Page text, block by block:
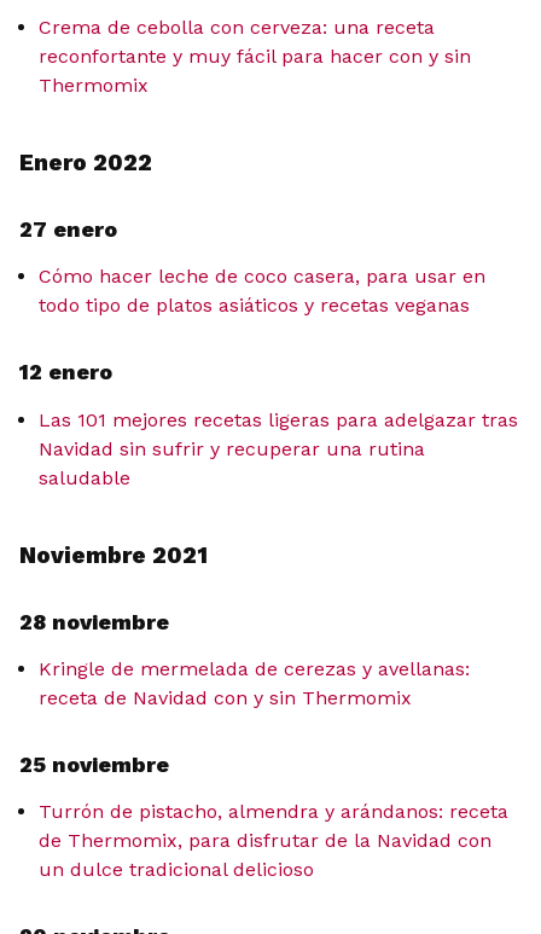
Crema de cebolla con cerveza: una receta
reconfortante y muy fácil para hacer con y sin
Thermomix
Enero 2022
27 enero
Cómo hacer leche de coco casera, para usar en
todo tipo de platos asiáticos y recetas veganas
12 enero
Las 101 mejores recetas ligeras para adelgazar tras
Navidad sin sufrir y recuperar una rutina
saludable
Noviembre 2021
28 noviembre
Kringle de mermelada de cerezas y avellanas:
receta de Navidad con y sin Thermomix
25 noviembre
Turrón de pistacho, almendra y arándanos: receta
de Thermomix, para disfrutar de la Navidad con
un dulce tradicional delicioso